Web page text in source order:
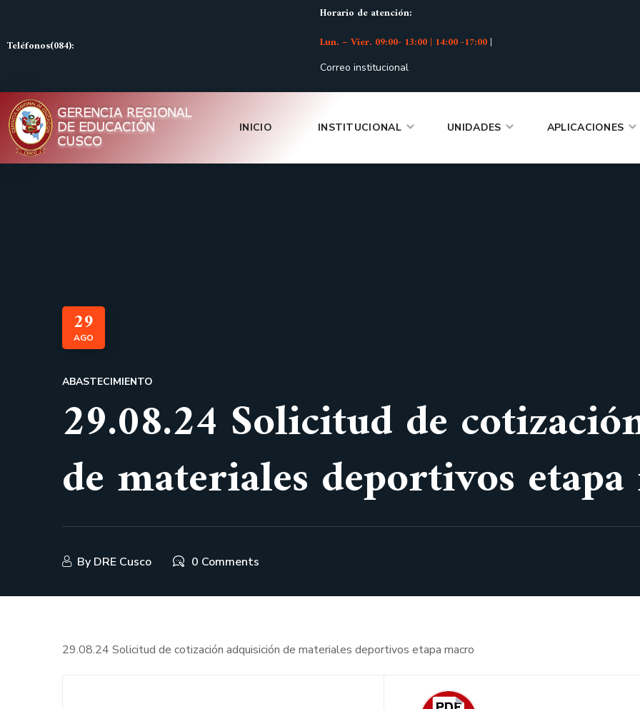
Teléfonos(084):
Horario de atención:
Lun. – Vier. 09:00- 13:00 | 14:00 -17:00|
Correo institucional
INICIO INSTITUCIONAL UNIDADES APLICACIONES
29
AGO
ABASTECIMIENTO
29.08.24 Solicitud de
de materiales deportivos
By DRE Cusco 0 Comments
29.08.24 Solicitud de cotización adquisición de materiales deportivos etapa macro